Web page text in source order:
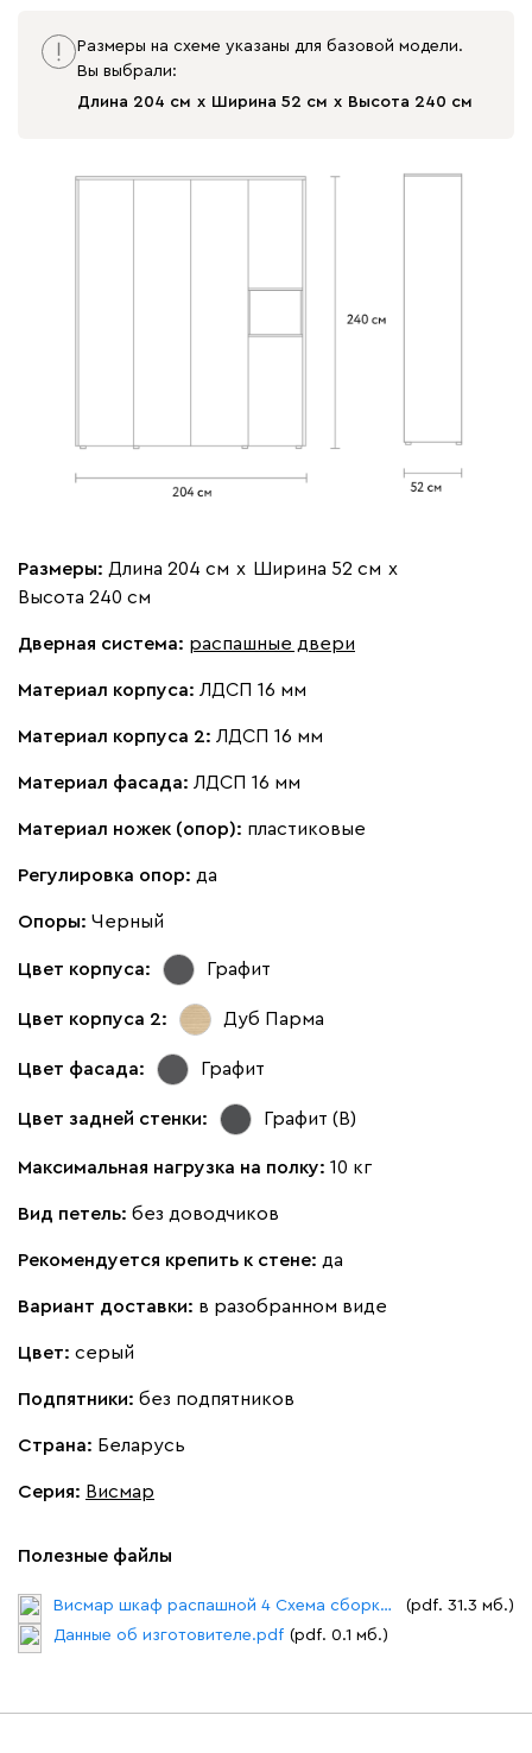
Размеры на схеме указаны для базовой модели.
Вы выбрали:
Длина 204 см
Ширина 52 см Высота 240 см
Размеры: Длина 204 см х Ширина 52 см х
Высота 240 см
Дверная система: распашные двери
Материал корпуса: ЛДСП 16 мм
Материал корпуса 2: ЛДСП 16 мм
Материал фасада: ЛДСП 16 мм
Материал ножек (опор): пластиковые
Регулировка опор: да
Опоры: Черный
Цвет корпуса: Графит
Цвет корпуса 2: Дуб Парма
Цвет фасада: Графит
Цвет задней стенки: Графит (В)
Максимальная нагрузка на полку: 10 кг
Вид петель: без доводчиков
Рекомендуется крепить к стене: да
Вариант доставки: в разобранном виде
Цвет: серый
Подпятники: без подпятников
Страна: Беларусь
Серия: Висмар
Полезные файлы
Висмар шкаф распашной 4 Схема сборки.pdf
(pdf. 31.3 мб.)
Данные об изготовителе.pdf (pdf. 0.1 мб.)